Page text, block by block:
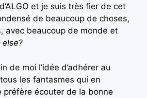
et je suis très fier de cet
de beaucoup de choses,
avec beaucoup de monde et
else?
de moi l’idée d’adhérer au
tous les fantasmes qui en
écouter de la bonne